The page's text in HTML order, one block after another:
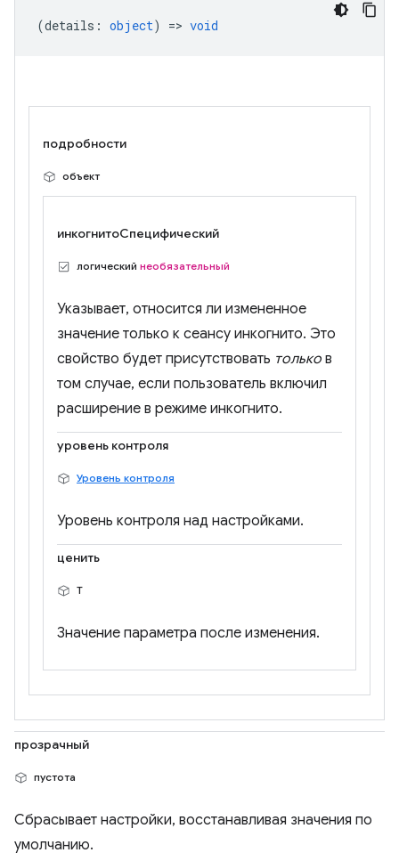
(details : object) => void
подробности
объект
инкогнитоСпецифический
логический необязательный
Указывает, относится ли измененное
значение только к сеансу инкогнито. Это
свойство будет присутствовать только в
том случае, если пользователь включил
расширение в режиме инкогнито.
уровень контроля
Уровень контроля
Уровень контроля над настройками.
ценить
Т
Значение параметра после изменения.
прозрачный
пустота
Сбрасывает настройки, восстанавливая значения по
умолчанию.